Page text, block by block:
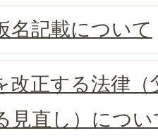
名記載について
改正する法律
見直し）につい